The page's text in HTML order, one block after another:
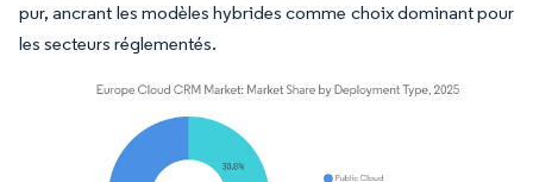
pur, ancrant les modèles hybrides comme choix dominant pour
les secteurs réglementés.